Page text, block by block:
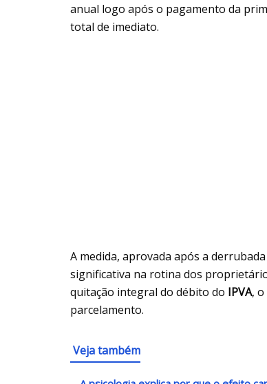
anual logo após o pagamento da
total de imediato.
A medida, aprovada após a
significativa na rotina dos
quitação integral do débito do IPVA,
parcelamento.
Veja também